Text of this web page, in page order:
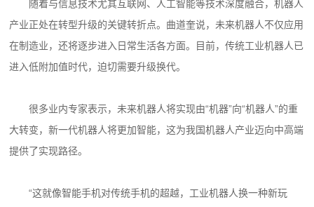
随着与信息技术尤其互联网、人工智能等技术深度融合，机器人
产业正处在转型升级的关键转折点。曲道奎说，未来机器人不仅应用
在制造业，还将逐步进入日常生活各方面。目前，传统工业机器人已
进入低附加值时代，迫切需要升级换代。
很多业内专家表示，未来机器人将实现由“机器”向“机器人”的重
大转变，新一代机器人将更加智能，这为我国机器人产业迈向中高端
提供了实现路径。
“这就像智能手机对传统手机的超越，工业机器人换一种新玩